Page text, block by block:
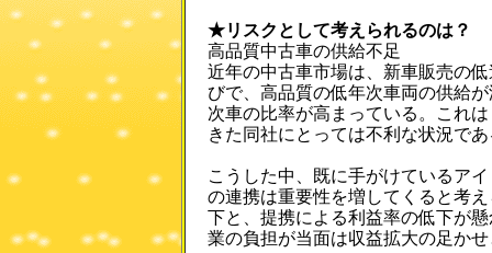
★リスクとして考えられるのは？
高品質中古車の供給不足
近年の中古車市場は、新車販売の
びで、高品質の低年次車両の供給
次車の比率が高まっている。これ
きた同社にとっては不利な状況で
こうした中、既に手がけているア
の連携は重要性を増してくると考
下と、提携による利益率の低下が
業の負担が当面は収益拡大の足か